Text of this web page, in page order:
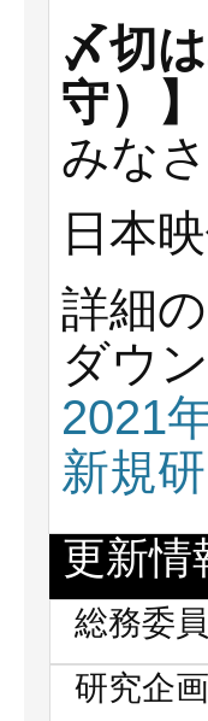
〆切
守）】
みな
日本
詳細
ダウ
2021
新規
更新情
総務委
研究企